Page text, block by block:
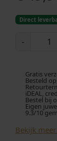
Direct
-
o
Gratis
Besteld
iDEAL,
Bestel bij
Eigen
9.3/10
Bekijk